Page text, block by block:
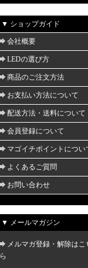
▼ ショップガイド
会社概要
LEDの選び方
商品のご注文方法
お支払い方法について
配送方法・送料について
会員登録について
マゴイチポイントについ
よくあるご質問
お問い合わせ
▼ メールマガジン
メルマガ登録・解除はこ
ら